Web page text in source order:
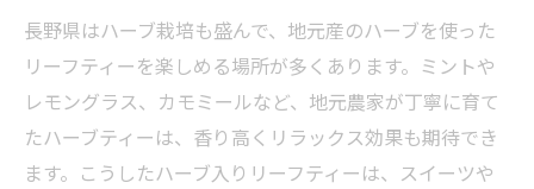
長野県はハーブ栽培も盛んで、地元産のハーブを使った
リーフティーを楽しめる場所が多くあります。ミントや
レモングラス、カモミールなど、地元農家が丁寧に育て
たハーブティーは、香り高くリラックス効果も期待でき
ます。こうしたハーブ入りリーフティーは、スイーツや